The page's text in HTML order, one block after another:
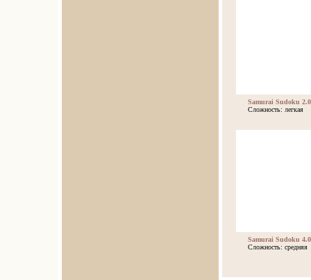
Samurai Sudoku
Сложность: легкая
Samurai Sudoku
Сложность: средняя